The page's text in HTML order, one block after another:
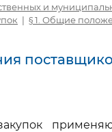
и
| § 1. Общие